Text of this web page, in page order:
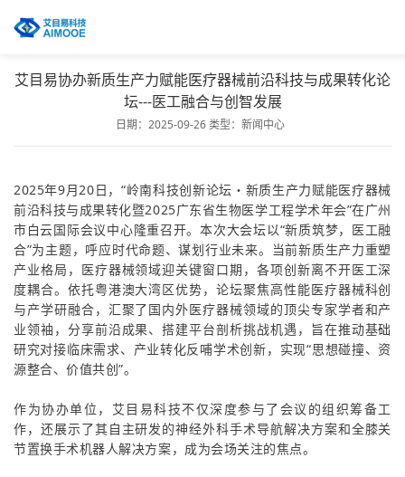
艾目易协办新质生产力赋能医疗器械前沿科技与成果转化论
坛---医工融合与创智发展
日期：2025-09-26 类型： 新闻中心
2025年9月20日，“岭南科技创新论坛・新质生产力赋能医疗器械
前沿科技与成果转化暨2025广东省生物医学工程学术年会”在广州
市白云国际会议中心隆重召开。本次大会坛以“新质筑梦，医工融
合”为主题，呼应时代命题、谋划行业未来。当前新质生产力重塑
产业格局，医疗器械领域迎关键窗口期，各项创新离不开医工深
度耦合。依托粤港澳大湾区优势，论坛聚焦高性能医疗器械科创
与产学研融合，汇聚了国内外医疗器械领域的顶尖专家学者和产
业领袖，分享前沿成果、搭建平台剖析挑战机遇，旨在推动基础
研究对接临床需求、产业转化反哺学术创新，实现“思想碰撞、资
源整合、价值共创”。
作为协办单位，艾目易科技不仅深度参与了会议的组织筹备工
作，还展示了其自主研发的神经外科手术导航解决方案和全膝关
节置换手术机器人解决方案，成为会场关注的焦点。